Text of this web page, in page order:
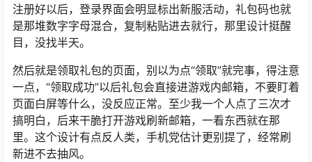
注册好以后，登录界面会明显标出新服活动，礼包码也就
是那堆数字字母混合，复制粘贴进去就行，那里设计挺醒
目，没找半天。
然后就是领取礼包的页面，别以为点“领取”就完事，得注意
一点，“领取成功”以后礼包会直接进游戏内邮箱，不要盯着
页面白屏等什么，没反应正常。至少我一个人点了三次才
搞明白，后来干脆打开游戏刷新邮箱，一看东西就在那
里。这个设计有点反人类，手机党估计更别提了，经常刷
新进不去抽风。